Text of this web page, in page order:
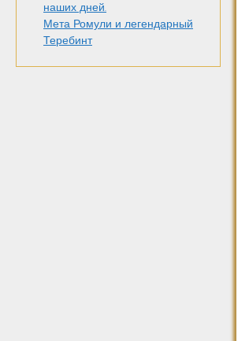
наших дней.
Мета Ромули и легендарный
Теребинт